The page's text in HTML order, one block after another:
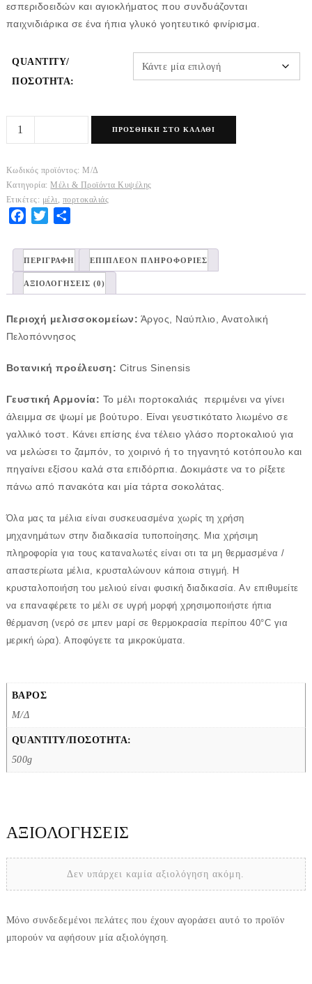
εσπεριδοειδών και αγιοκλήματος που συνδυάζονται
παιχνιδιάρικα σε ένα ήπια γλυκό γοητευτικό φινίρισμα.
QUANTITY/
ΠΟΣΌΤΗΤΑ:
Μελι
Πορτοκαλιας
ΠΡΟΣΘΉΚΗ ΣΤΟ ΚΑΛΆΘΙ
Κωδικός προϊόντος:Μ/Δ
Κατηγορία:Μέλι & Προϊόντα Κυψέλης
Ετικέτες: μέλι, πορτοκαλιάς
FacebookTwitter
ΠΕΡΙΓΡΑΦΉ ΕΠΙΠΛΈΟΝ ΠΛΗΡΟΦΟΡΊΕΣ
ΑΞΙΟΛΟΓΉΣΕΙΣ (0)
Περιοχή μελισσοκομείων: Άργος, Ναύπλιο, Ανατολική
Πελοπόννησος
Βοτανική προέλευση: Citrus Sinensis
Γευστική Αρμονία: Το μέλι πορτοκαλιάς περιμένει να γίνει
άλειμμα σε ψωμί με βούτυρο. Είναι γευστικότατο λιωμένο σε
γαλλικό τοστ. Κάνει επίσης ένα τέλειο γλάσο πορτοκαλιού για
να μελώσει το ζαμπόν, το χοιρινό ή το τηγανητό κοτόπουλο και
πηγαίνει εξίσου καλά στα επιδόρπια. Δοκιμάστε να το ρίξετε
πάνω από πανακότα και μία τάρτα σοκολάτας.
Όλα μας τα μέλια είναι συσκευασμένα χωρίς τη χρήση
μηχανημάτων στην διαδικασία τυποποίησης. Μια χρήσιμη
πληροφορία για τους καταναλωτές είναι οτι τα μη θερμασμένα /
απαστερίωτα μέλια, κρυσταλώνουν κάποια στιγμή. Η
κρυσταλοποιήση του μελιού είναι φυσική διαδικασία. Αν επιθυμείτε
να επαναφέρετε το μέλι σε υγρή μορφή χρησιμοποιήστε ήπια
θέρμανση (νερό σε μπεν μαρί σε θερμοκρασία περίπου 40°C για
μερική ώρα). Αποφύγετε τα μικροκύματα.
ΒΆΡΟΣ
Μ/Δ
QUANTITY/ΠΟΣΌΤΗΤΑ:
500g
ΑΞΙΟΛΟΓΉΣΕΙΣ
Δεν υπάρχει καμία αξιολόγηση ακόμη.
Μόνο συνδεδεμένοι πελάτες που έχουν αγοράσει αυτό το προϊόν
μπορούν να αφήσουν μία αξιολόγηση.